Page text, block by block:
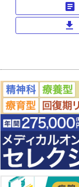
article
download